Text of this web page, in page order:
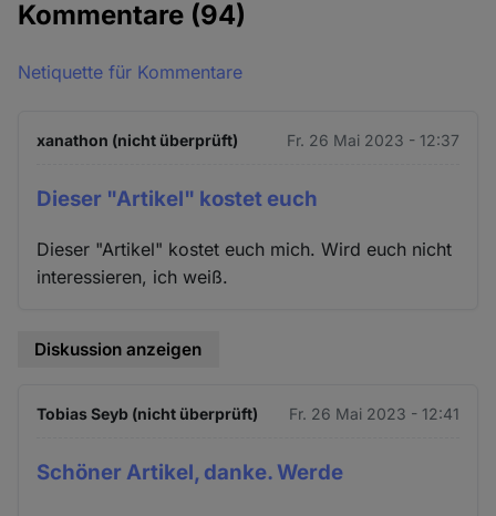
Kommentare (94)
Netiquette für Kommentare
xanathon (nicht überprüft) Fr. 26 Mai 2023 - 12:37
Dieser "Artikel" kostet euch
Dieser "Artikel" kostet euch mich. Wird euch nicht
interessieren, ich weiß.
Diskussion anzeigen
Tobias Seyb (nicht überprüft) Fr. 26 Mai 2023 - 12:41
Schöner Artikel, danke. Werde